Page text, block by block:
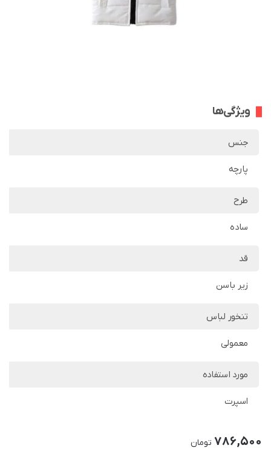
ویژگی‌ها
جنس
پارچه
طرح
ساده
قد
زیر باسن
تنخور لباس
معمولی
مورد استفاده
اسپرت
786,500 تومان